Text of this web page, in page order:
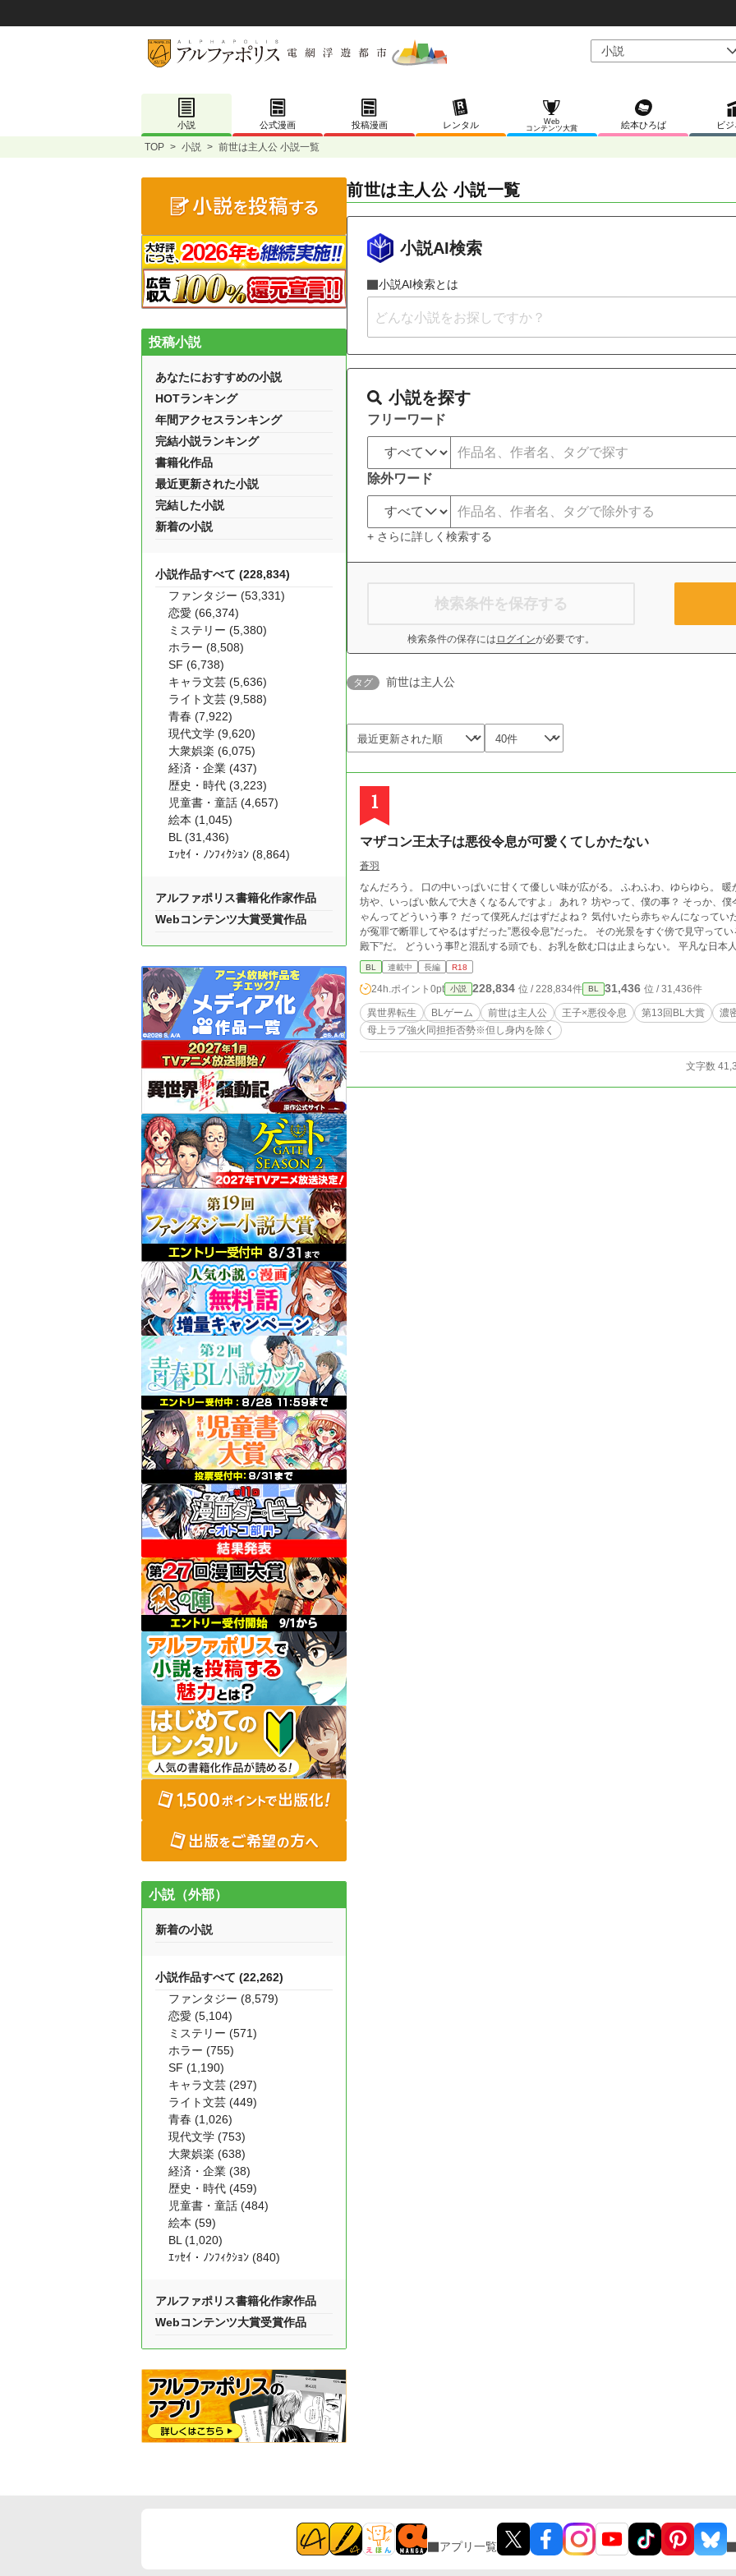
小説 公式漫画 投稿漫画 レンタル
Web
コンテンツ大賞
絵本ひろば ビ
TOP > 小説 > 前世は主人公 小説一覧
前世は主人公 小説一覧
小説AI検索
小説AI検索とは
小説を探す
フリーワード
除外ワード
+ さらに詳しく検索する
検索条件を保存する
検索条件の保存には ログインが必要です。
タグ 前世は主人公
1
マザコン王太子は悪役令息が可愛くてしかたない
蒼羽
なんだろう。 口の中いっぱいに甘くて優しい味が広がる。 ふわふわ、ゆらゆら。 暖かい
坊や、いっぱい飲んで大きくなるんですよ」 あれ？ 坊やって、僕の事？ そっか、僕今は赤ちゃんなんだっけ。 え？いやいや、赤ち
ゃんってどういう事？ だって僕死んだはずだよね？ 気付いたら赤ちゃんになっていた僕。 そんな僕を抱いて柔らかく微笑むのは、僕
が冤罪で断罪してやるはずだった”悪役令息”だった。 その光景をすぐ傍で見守って
殿下”だ。 どういう事⁉と混乱する頭でも、お乳を飲む口は止まらない。 平凡な日本人だったはずの自分が、気付くとBLゲームの主人
公に転生していた。 「よし、ハーレムでも作り上げるかな」と調子に乗って、悪役
んだはずなのに、自分はまた転生している。 よりによって”王太子殿下”と”悪役令息”の元に生ま
ゲームの主人公になって色々やらかした”僕”が、再度転生した後に「気付きと反省
身内を除く）」な”俺”となり、母にそっくりな自分の婚約者が可愛くて可愛くてし
過ごしていく若干コメディな話です。 ※異世界特有のご都合展開があります。 ※男性が妊娠・出産をする表現があります。 ※初投稿
です、更新は不定期ですが完結します。 ※年内はお返事する時間が取れないので感
BL 連載中 長編 R18
24h.ポイント 0pt 小説 228,834 位 / 228,834件 BL 31,436 位 / 31,436件
異世界転生 BLゲーム 前世は主人公 王子×悪役令息 第13回BL大賞
濃
母上ラブ強火同担拒否勢※但し身内を除く
文字数
投稿小説
あなたにおすすめの小説
HOTランキング
年間アクセスランキング
完結小説ランキング
書籍化作品
最近更新された小説
完結した小説
新着の小説
小説作品すべて (228,834)
ファンタジー (53,331)
恋愛 (66,374)
ミステリー (5,380)
ホラー (8,508)
SF (6,738)
キャラ文芸 (5,636)
ライト文芸 (9,588)
青春 (7,922)
現代文学 (9,620)
大衆娯楽 (6,075)
経済・企業 (437)
歴史・時代 (3,223)
児童書・童話 (4,657)
絵本 (1,045)
BL (31,436)
ｴｯｾｲ・ﾉﾝﾌｨｸｼｮﾝ (8,864)
アルファポリス書籍化作家作品
Webコンテンツ大賞受賞作品
小説（外部）
新着の小説
小説作品すべて (22,262)
ファンタジー (8,579)
恋愛 (5,104)
ミステリー (571)
ホラー (755)
SF (1,190)
キャラ文芸 (297)
ライト文芸 (449)
青春 (1,026)
現代文学 (753)
大衆娯楽 (638)
経済・企業 (38)
歴史・時代 (459)
児童書・童話 (484)
絵本 (59)
BL (1,020)
ｴｯｾｲ・ﾉﾝﾌｨｸｼｮﾝ (840)
アルファポリス書籍化作家作品
Webコンテンツ大賞受賞作品
アプリ一覧